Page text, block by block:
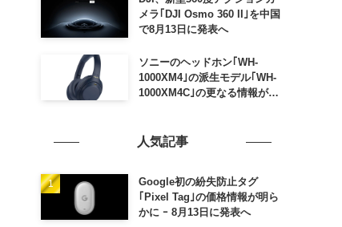
メラ｢DJI Osmo 360 II｣を中国
で8月13日に発表へ
ソニーのヘッドホン｢WH-
1000XM4｣の派生モデル｢WH-
1000XM4C｣の更なる情報が明
人気記事
Google初の紛失防止タグ
｢Pixel Tag｣の価格情報が明ら
かに ｰ 8月13日に発表へ